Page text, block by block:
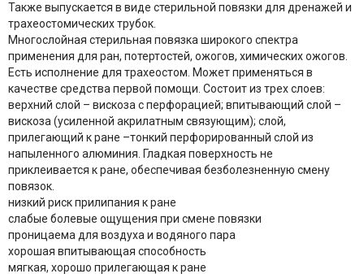
Также выпускается в виде стерильной повязки для дренажей и
трахеостомических трубок.
Многослойная стерильная повязка широкого спектра
применения для ран, потертостей, ожогов, химических ожогов.
Есть исполнение для трахеостом. Может применяться в
качестве средства первой помощи. Состоит из трех слоев:
верхний слой – вискоза с перфорацией; впитывающий слой –
вискоза (усиленной акрилатным связующим); слой,
прилегающий к ране –тонкий перфорированный слой из
напыленного алюминия. Гладкая поверхность не
приклеивается к ране, обеспечивая безболезненную смену
повязок.
низкий риск прилипания к ране
слабые болевые ощущения при смене повязки
проницаема для воздуха и водяного пара
хорошая впитывающая способность
мягкая, хорошо прилегающая к ране